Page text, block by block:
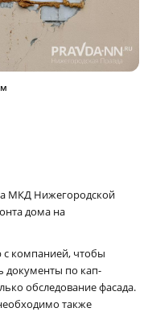
МКД Нижегородской
дома на
с компанией, чтобы
документы по кап­
обследование фасада.
также